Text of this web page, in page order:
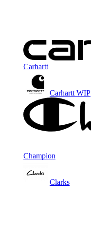
Carhartt
Carhartt WIP
Champion
Clarks